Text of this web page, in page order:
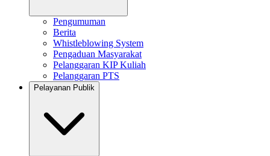
Pengumuman
Berita
Whistleblowing System
Pengaduan Masyarakat
Pelanggaran KIP Kuliah
Pelanggaran PTS
Pelayanan Publik